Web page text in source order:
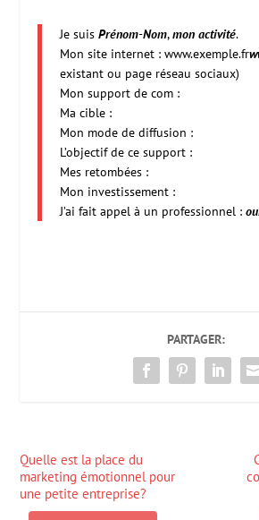
Je suisPrénom-Nom,mon activité.
Mon site internet : www.exemple.fr
existant ou page réseau sociaux)
Mon support de com :
Ma cible :
Mon mode de diffusion :
L’objectif de ce support :
Mes retombées :
Mon investissement :
J’ai fait appel à un professionnel :
PARTAGER:
Quelle est la place du
marketing émotionnel pour
une petite entreprise?